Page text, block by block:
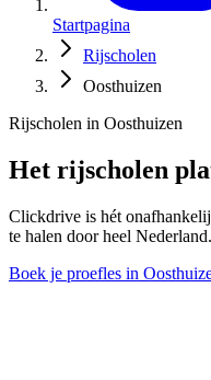
Startpagina
Rijscholen
Oosthuizen
Rijscholen in Oosthuizen
Het rijscholen
Clickdrive is hét
te halen door heel Nederland.
Boek je proefles in